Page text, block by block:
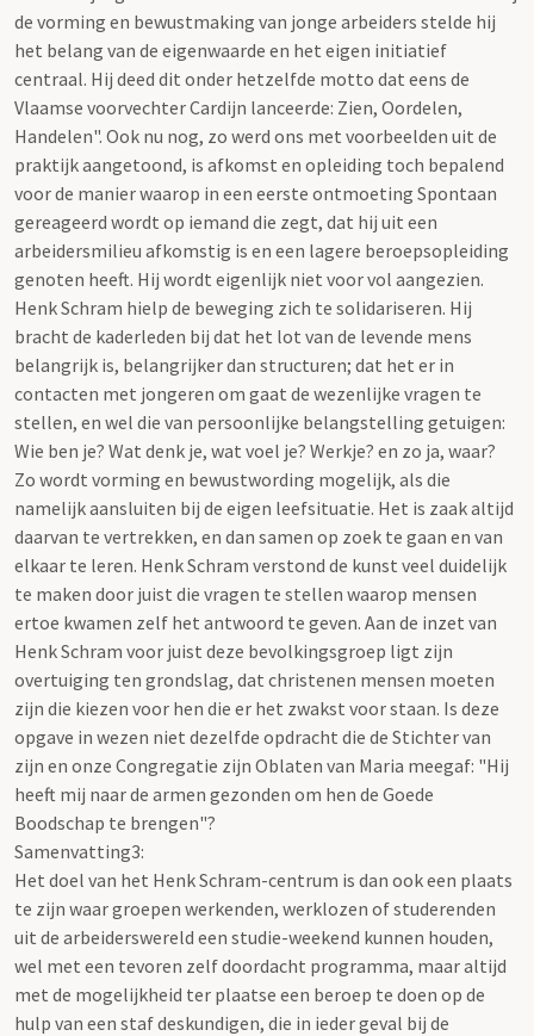
de vorming en bewustmaking van jonge arbeiders stelde hij
het belang van de eigenwaarde en het eigen initiatief
centraal. Hij deed dit onder hetzelfde motto dat eens de
Vlaamse voorvechter Cardijn lanceerde: Zien, Oordelen,
Handelen". Ook nu nog, zo werd ons met voorbeelden uit de
praktijk aangetoond, is afkomst en opleiding toch bepalend
voor de manier waarop in een eerste ontmoeting Spontaan
gereageerd wordt op iemand die zegt, dat hij uit een
arbeidersmilieu afkomstig is en een lagere beroepsopleiding
genoten heeft. Hij wordt eigenlijk niet voor vol aangezien.
Henk Schram hielp de beweging zich te solidariseren. Hij
bracht de kaderleden bij dat het lot van de levende mens
belangrijk is, belangrijker dan structuren; dat het er in
contacten met jongeren om gaat de wezenlijke vragen te
stellen, en wel die van persoonlijke belangstelling getuigen:
Wie ben je? Wat denk je, wat voel je? Werkje? en zo ja, waar?
Zo wordt vorming en bewustwording mogelijk, als die
namelijk aansluiten bij de eigen leefsituatie. Het is zaak altijd
daarvan te vertrekken, en dan samen op zoek te gaan en van
elkaar te leren. Henk Schram verstond de kunst veel duidelijk
te maken door juist die vragen te stellen waarop mensen
ertoe kwamen zelf het antwoord te geven. Aan de inzet van
Henk Schram voor juist deze bevolkingsgroep ligt zijn
overtuiging ten grondslag, dat christenen mensen moeten
zijn die kiezen voor hen die er het zwakst voor staan. Is deze
opgave in wezen niet dezelfde opdracht die de Stichter van
zijn en onze Congregatie zijn Oblaten van Maria meegaf: "Hij
heeft mij naar de armen gezonden om hen de Goede
Boodschap te brengen"?
Samenvatting3:
Het doel van het Henk Schram-centrum is dan ook een plaats
te zijn waar groepen werkenden, werklozen of studerenden
uit de arbeiderswereld een studie-weekend kunnen houden,
wel met een tevoren zelf doordacht programma, maar altijd
met de mogelijkheid ter plaatse een beroep te doen op de
hulp van een staf deskundigen, die in ieder geval bij de